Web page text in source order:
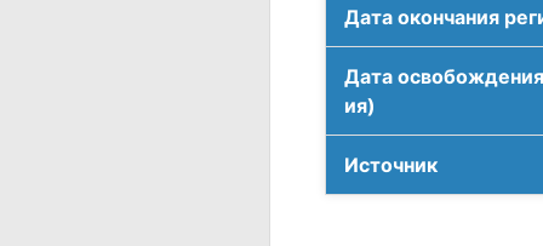
Дата окончания
Дата
ия)
Источник